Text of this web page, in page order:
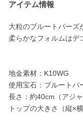
アイテム情報
大粒のブルートパーズ
柔らかなフォルムはデ
地金素材：K10WG
使用宝石：ブルートパ
長さ：約40cm（アジャ
トップの大きさ（縦×